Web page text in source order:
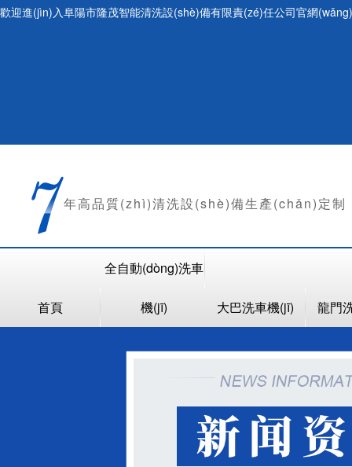
歡迎進(jìn)入阜陽市隆茂智能清洗設(shè)備有限責(zé)任公司官網
年高品質(zhì)清洗設(shè)備生產(chǎn)定制
首頁
全自動(dòng)洗車
機(jī) 大巴洗車機(jī) 龍門